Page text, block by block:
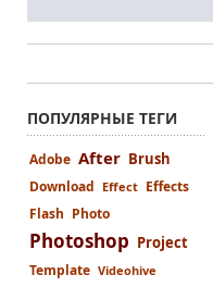
ПОПУЛЯРНЫЕ ТЕГИ
Adobe After Brush
Download Effect Effects
Flash Photo
Photoshop Project
Template Videohive